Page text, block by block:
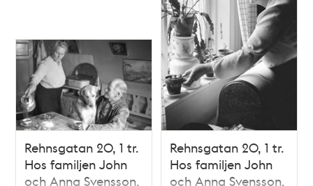
Rehnsgatan 20, 1 tr.
Hos familjen John
och Anna Svensson.
Rehnsgatan 20, 1 tr.
Hos familjen John
och Anna Svensson.